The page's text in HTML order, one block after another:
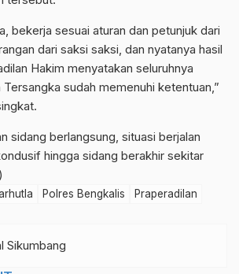
bekerja sesuai aturan dan petunjuk dari
dari saksi saksi, dan nyatanya hasil
Hakim menyatakan seluruhnya
sudah memenuhi ketentuan,”
sidang berlangsung, situasi berjalan
hingga sidang berakhir sekitar
Polres Bengkalis
Praperadilan
Sikumbang